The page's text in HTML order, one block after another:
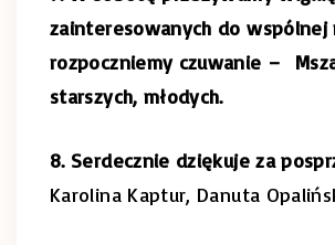
zainteresowanych do
rozpoczniemy czuwanie –
starszych, młodych.
8. Serdecznie dziękuje za
Karolina Kaptur, Danuta